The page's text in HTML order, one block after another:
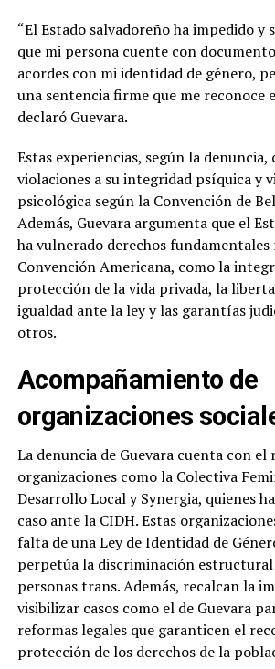
“El Estado salvadoreño ha impedido y
que mi persona cuente con
acordes con mi identidad de género,
una sentencia firme que me reconoce
declaró Guevara.
Estas experiencias, según la
violaciones a su integridad psíquica y
psicológica según la Convención de
Además, Guevara argumenta que el
ha vulnerado derechos fundamentales
Convención Americana, como la
protección de la vida privada, la
igualdad ante la ley y las garantías
otros.
Acompañamiento de
organizaciones
La denuncia de Guevara cuenta con el
organizaciones como la Colectiva
Desarrollo Local y Synergia, quienes
caso ante la CIDH. Estas
falta de una Ley de Identidad de
perpetúa la discriminación estructural
personas trans. Además, recalcan la
visibilizar casos como el de Guevara
reformas legales que garanticen el
protección de los derechos de la